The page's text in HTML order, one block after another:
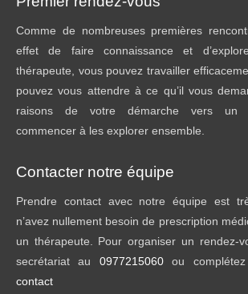
Comme de nombreuses premières
effet de faire connaissance et
thérapeute, vous pouvez travailler
pouvez vous attendre à ce qu’il vous
raisons de votre démarche vers un
commencer à les explorer ensemble.
Contacter notre équipe
Prendre contact avec notre équipe est
n’avez nullement besoin de prescription
un thérapeute. Pour organiser un rendez-
secrétariat au 0977215060ou
contact